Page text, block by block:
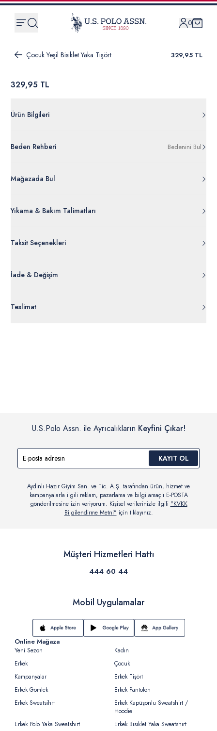
0
Çocuk Yeşil Bisiklet Yaka Tişört 329,95 TL
329,95 TL
Ürün Bilgileri
%100 Pamuk
Ürün Bilgileri Ayrıntılarını Görüntüle
Beden Rehberi Bedenini Bul
Mağazada Bul
Yıkama & Bakım Talimatları
Taksit Seçenekleri
İade & Değişim
açılmamış ürünlerde
Teslimat
U.S.Polo Assn. ile Ayrıcalıkların Keyfini Çıkar!
KAYIT OL
Aydınlı Hazır Giyim San. ve Tic. A.Ş. tarafından ürün, hizmet ve
kampanyalarla ilgili reklam, pazarlama ve bilgi amaçlı E-POSTA
gönderilmesine izin veriyorum. Kişisel verilerinizle ilgili "KVKK
Bilgilendirme Metni" için tıklayınız.
Müşteri Hizmetleri Hattı
444 60 44
Mobil Uygulamalar
Online Mağaza
Yeni Sezon
Kadın
Erkek
Çocuk
Kampanyalar
Erkek Tişört
Erkek Gömlek
Erkek Pantolon
Erkek Sweatsihrt
Erkek Kapüşonlu Sweatshirt /
Hoodie
Erkek Polo Yaka Sweatshirt
Erkek Bisiklet Yaka Sweatshirt